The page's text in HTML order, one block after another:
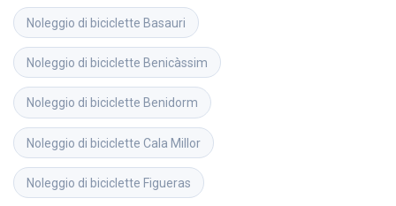
Noleggio di biciclette Basauri
Noleggio di biciclette Benicàssim
Noleggio di biciclette Benidorm
Noleggio di biciclette Cala Millor
Noleggio di biciclette Figueras